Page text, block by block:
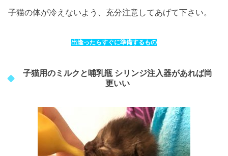
子猫の体が冷えないよう、充分注意してあげて下さい。
出逢ったらすぐに準備するもの
子猫用のミルクと哺乳瓶 シリンジ注入器があれば尚
更いい